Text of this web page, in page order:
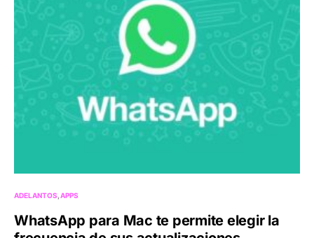
ADELANTOS APPS
WhatsApp para Mac te permite elegir la